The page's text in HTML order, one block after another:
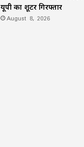
यूपी का शूटर गिरफ्तार
August 8, 2026